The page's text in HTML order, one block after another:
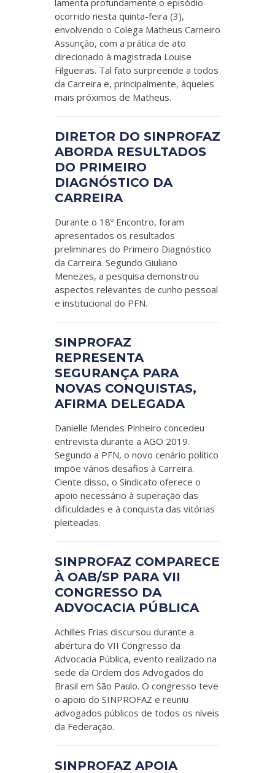
lamenta profundamente o episódio
ocorrido nesta quinta-feira (3),
envolvendo o Colega Matheus Carneiro
Assunção, com a prática de ato
direcionado à magistrada Louise
Filgueiras. Tal fato surpreende a todos
da Carreira e, principalmente, àqueles
mais próximos de Matheus.
DIRETOR DO SINPROFAZ
ABORDA RESULTADOS
DO PRIMEIRO
DIAGNÓSTICO DA
CARREIRA
Durante o 18º Encontro, foram
apresentados os resultados
preliminares do Primeiro Diagnóstico
da Carreira. Segundo Giuliano
Menezes, a pesquisa demonstrou
aspectos relevantes de cunho pessoal
e institucional do PFN.
SINPROFAZ
REPRESENTA
SEGURANÇA PARA
NOVAS CONQUISTAS,
AFIRMA DELEGADA
Danielle Mendes Pinheiro concedeu
entrevista durante a AGO 2019.
Segundo a PFN, o novo cenário político
impõe vários desafios à Carreira.
Ciente disso, o Sindicato oferece o
apoio necessário à superação das
dificuldades e à conquista das vitórias
pleiteadas.
SINPROFAZ COMPARECE
À OAB/SP PARA VII
CONGRESSO DA
ADVOCACIA PÚBLICA
Achilles Frias discursou durante a
abertura do VII Congresso da
Advocacia Pública, evento realizado na
sede da Ordem dos Advogados do
Brasil em São Paulo. O congresso teve
o apoio do SINPROFAZ e reuniu
advogados públicos de todos os níveis
da Federação.
SINPROFAZ APOIA